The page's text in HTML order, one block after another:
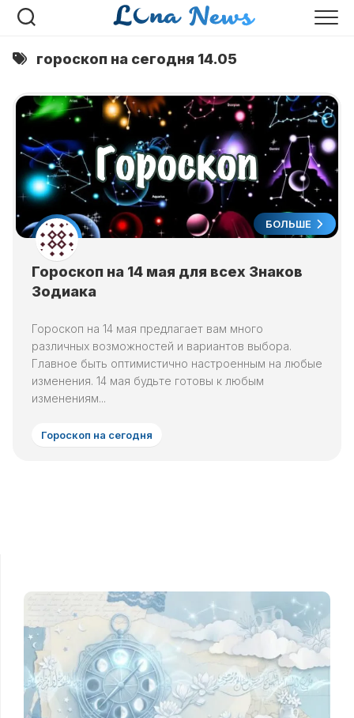
Перейти
гороскоп на сегодня 14.05
БОЛЬШЕ
Гороскоп на 14 мая для всех Знаков
Зодиака
Гороскоп на 14 мая предлагает вам много
различных возможностей и вариантов выбора.
Главное быть оптимистично настроенным на любые
изменения. 14 мая будьте готовы к любым
изменениям...
Гороскоп на сегодня